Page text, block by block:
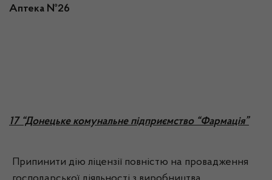
Аптека №26
17 “Донецьке комунальне підприємство “Фармація”
Припинити дію ліцензії повністю на провадження